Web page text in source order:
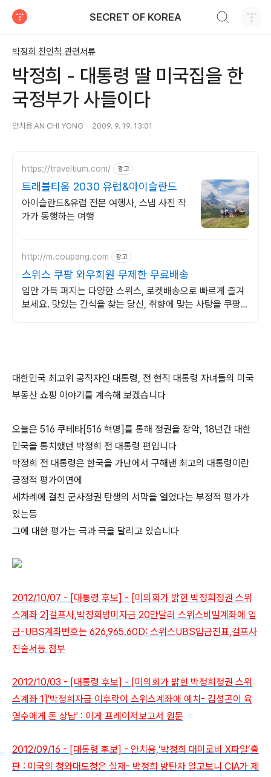
SECRET OF KOREA
박정희 친인척 관련서류
박정희 - 대통령 딸 미국집을 한
국정부가 사들이다
안치용 AN CHI YONG 2009. 9. 19. 13:01
https://traveltium.com/ 광고
트래블티움 2030 유럽&아이슬란드
아이슬란드&유럽 전문 여행사, 스냅 사진 작
가가 동행하는 여행
http://m.coupang.com 광고
스위스 쿠팡 와우회원 무제한 무료배송
입안 가득 퍼지는 다양한 스위스, 로켓배송으로 빠르게 즐겨
보세요. 맛있는 간식을 찾는 당신, 취향에 맞는 사탕을 쿠팡에
대한민국 최고위 공직자인 대통령, 전 현직 대통령 자녀들의 미국
부동산 쇼핑 이야기를 계속해 보겠습니다
오늘은 516 쿠테타[516 혁명]를 통해 정권을 장악, 18년간 대한
민국을 통치했던 박정희 전 대통령 편입니다
박정희 전 대통령은 한국을 가난에서 구해낸 최고의 대통령이란
긍정적 평가이면에
세차례에 걸친 군사정권 탄생의 서막을 열었다는 부정적 평가가
있는등
그에 대한 평가는 극과 극을 달리고 있습니다
2012/10/07 - [대통령 후보] - [미의회가 밝힌 박정희정권 스위
스계좌 2]걸프사,박정희방미자금 20만달러 스위스비밀계좌에 입
금-UBS계좌번호는 626,965.60D: 스위스UBS입금전표,걸프사
진술서등 첨부
2012/10/03 - [대통령 후보] - [미의회가 밝힌 박정희정권 스위
스계좌 1]'박정희자금 이후락이 스위스계좌에 예치- 김성곤이 육
영수에게 돈 상납' : 이게 프레이저보고서 원문
2012/09/16 - [대통령 후보] - 안치용,‘박정희 대미로비 X파일’출
판 : 미국의 청와대도청은 실재- 박정희 방탄차 알고보니 CIA가 제